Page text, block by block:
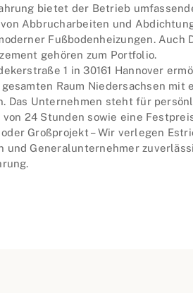
bietet der Betrieb
von Abbrucharbeiten und
Fußbodenheizungen. Auch
gehören zum Portfolio.
1 in 30161 Hannover
Raum Niedersachsen mit
Das Unternehmen steht für
24 Stunden sowie eine
Großprojekt – Wir verlegen
und Generalunternehmer